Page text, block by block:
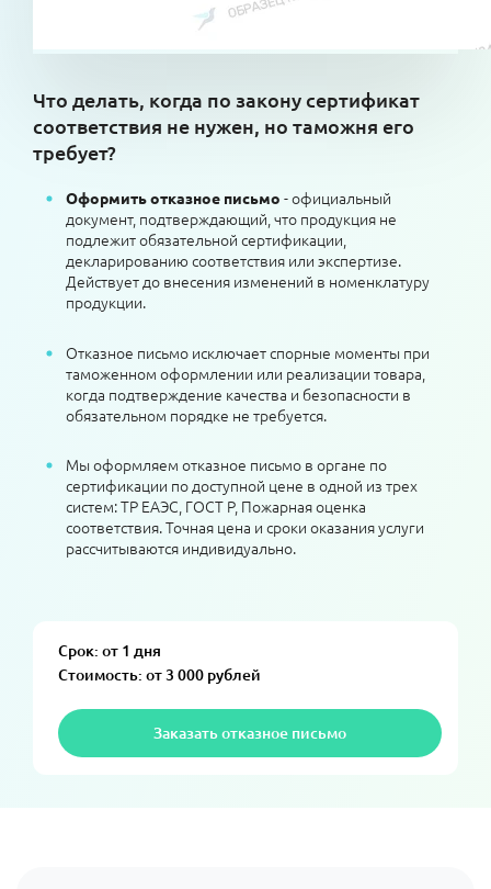
Что делать, когда по закону сертификат
соответствия не нужен, но таможня его
требует?
Оформить отказное письмо - официальный
документ, подтверждающий, что продукция не
подлежит обязательной сертификации,
декларированию соответствия или экспертизе.
Действует до внесения изменений в номенклатуру
продукции.
Отказное письмо исключает спорные моменты при
таможенном оформлении или реализации товара,
когда подтверждение качества и безопасности в
обязательном порядке не требуется.
Мы оформляем отказное письмо в органе по
сертификации по доступной цене в одной из трех
систем: ТР ЕАЭС, ГОСТ Р, Пожарная оценка
соответствия. Точная цена и сроки оказания услуги
рассчитываются индивидуально.
Срок: от 1 дня
Стоимость: от 3 000 рублей
Заказать отказное письмо